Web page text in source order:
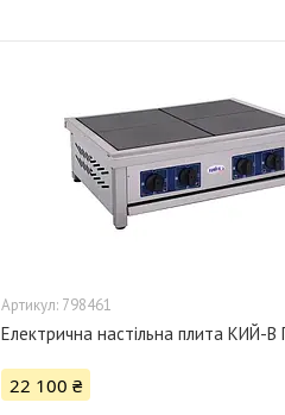
798461
Електрична настільна плита КИЙ-В
22 100 ₴